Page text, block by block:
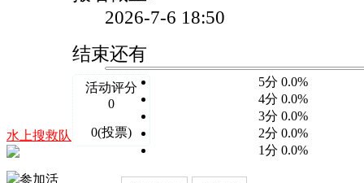
水上搜救队
参加活
2026-7-6 18:50
结束还有
活动评分
0
0(投票)
5分 0.0%
4分 0.0%
3分 0.0%
2分 0.0%
1分 0.0%